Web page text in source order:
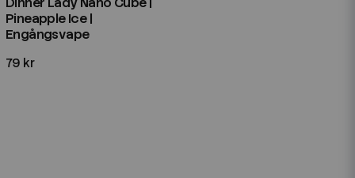
Pineapple Ice |
Engångsvape
79 kr